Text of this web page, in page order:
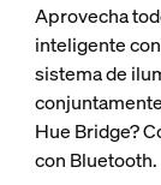
Aprovecha
inteligente
sistema de
Hue Bridge?
con Bluetooth.